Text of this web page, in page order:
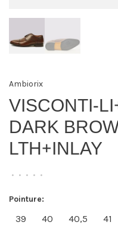
Ambiorix
VISCONTI-
DARK
LTH+INLAY
• • • • •
Pointure:
39 40 40,5 41